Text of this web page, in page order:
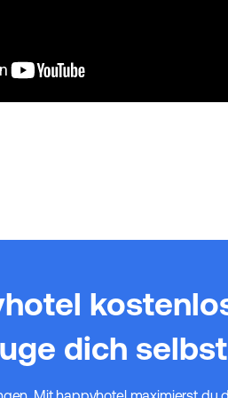
dich selbst